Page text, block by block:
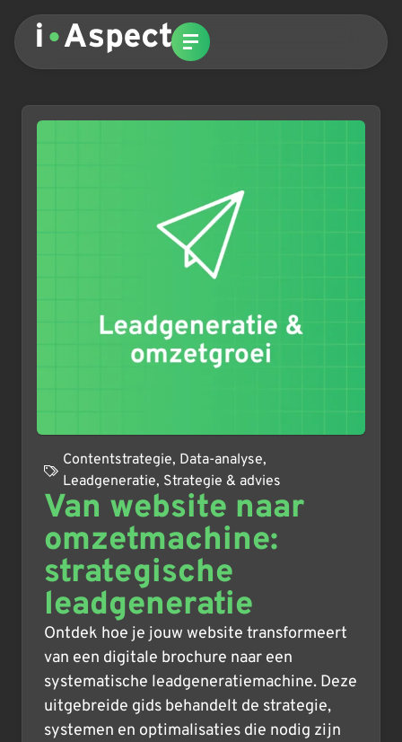
Contentstrategie, Data-analyse,
Leadgeneratie, Strategie & advies
Van website naar
omzetmachine:
strategische
leadgeneratie
Ontdek hoe je jouw website transformeert
van een digitale brochure naar een
systematische leadgeneratiemachine. Deze
uitgebreide gids behandelt de strategie,
systemen en optimalisaties die nodig zijn